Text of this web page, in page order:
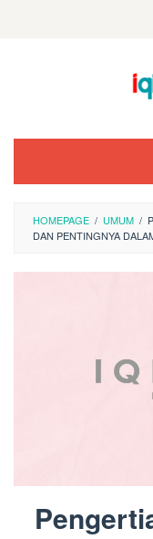
HOMEPAGE / UMUM /
DAN PENTINGNYA